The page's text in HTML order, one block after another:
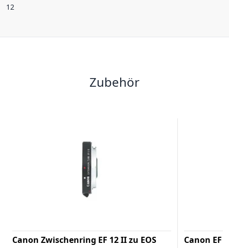
12
Zubehör
Canon Zwischenring EF 12 II zu EOS Canon EF